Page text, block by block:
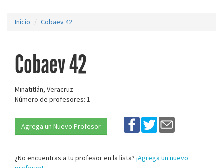
Inicio Cobaev 42
Cobaev 42
Minatitlán, Veracruz
Número de profesores: 1
Agrega un Nuevo Profesor
¿No encuentras a tu profesor en la lista? ¡Agrega un nuevo